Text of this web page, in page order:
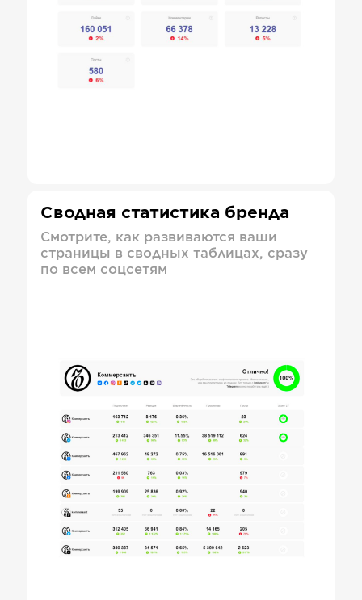
Сводная статистика бренда
Смотрите, как развиваются ваши
страницы в сводных таблицах, сразу
по всем соцсетям